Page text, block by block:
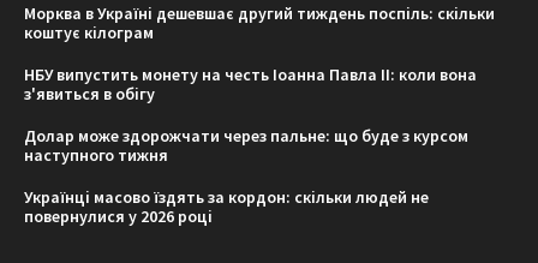
Морква в Україні дешевшає другий тиждень поспіль: скільки
коштує кілограм
НБУ випустить монету на честь Іоанна Павла II: коли вона
з'явиться в обігу
Долар може здорожчати через пальне: що буде з курсом
наступного тижня
Українці масово їздять за кордон: скільки людей не
повернулися у 2026 році